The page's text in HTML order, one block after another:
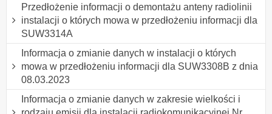
Przedłożenie informacji o demontażu anteny radiolinii
instalacji o których mowa w przedłożeniu informacji dla
SUW3314A
Informacja o zmianie danych w instalacji o których
mowa w przedłożeniu informacji dla SUW3308B z dnia
08.03.2023
Informacja o zmianie danych w zakresie wielkości i